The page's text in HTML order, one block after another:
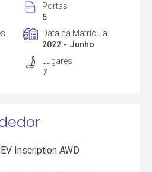
Portas
5
Data da Matrícula
2022 - Junho
Lugares
7
Inscription AWD